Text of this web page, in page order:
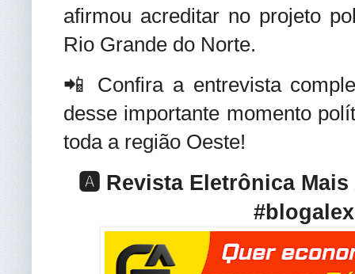
afirmou acreditar no projeto
Rio Grande do Norte.
📲 Confira a entrevista
desse importante momento
toda a região Oeste!
🅰️ Revista Eletrônica